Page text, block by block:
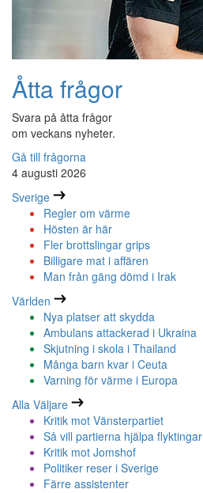
Åtta frågor
Svara på åtta frågor
om veckans nyheter.
Gå till frågorna
4 augusti 2026
Sverige
Regler om värme
Hösten är här
Fler brottslingar grips
Billigare mat i affären
Man från gäng dömd i Irak
Världen
Nya platser att skydda
Ambulans attackerad i Ukraina
Skjutning i skola i Thailand
Många barn kvar i Ceuta
Varning för värme i Europa
Alla Väljare
Kritik mot Vänsterpartiet
Så vill partierna hjälpa flyktingar
Kritik mot Jomshof
Politiker reser i Sverige
Färre assistenter